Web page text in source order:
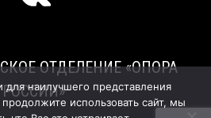
наилучшего представления
использовать сайт, мы
ОТДЕЛЕНИЕ «ОПОРА
РОССИИ»